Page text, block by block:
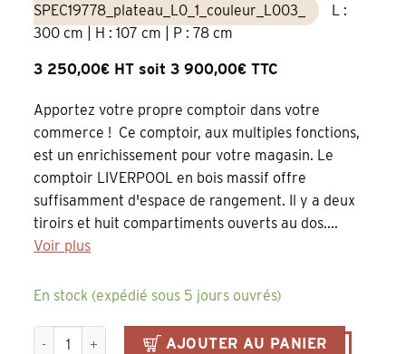
SPEC19778_plateau_L0_1_couleur_L003_
L :
300 cm | H : 107 cm | P : 78 cm
3 250,00€ HT soit 3 900,00€ TTC
Apportez votre propre comptoir dans votre
commerce ! Ce comptoir, aux multiples fonctions,
est un enrichissement pour votre magasin. Le
comptoir LIVERPOOL en bois massif offre
suffisamment d'espace de rangement. Il y a deux
tiroirs et huit compartiments ouverts au dos....
Voir plus
En stock (expédié sous 5 jours ouvrés)
quantité de Grand comptoir vintage sur mesure en pin
AJOUTER AU PANIER